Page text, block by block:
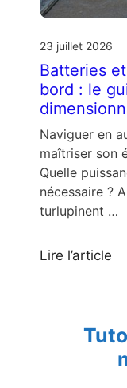
23 juillet 2026
Batteries
bord : le
Naviguer en
maîtriser son
Quelle
nécessaire ?
turlupinent …
Lire l’article